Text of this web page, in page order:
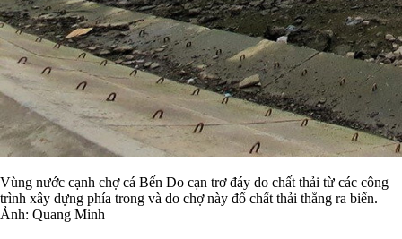
Vùng nước cạnh chợ cá Bến Do cạn trơ đáy do chất thải từ các công
trình xây dựng phía trong và do chợ này đổ chất thải thẳng ra biển.
Ảnh: Quang Minh